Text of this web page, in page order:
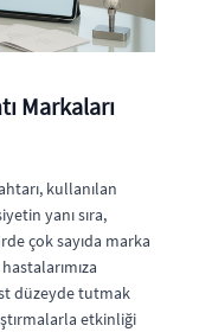
Markaları
kullanılan
yanı sıra,
çok sayıda marka
düzeyde tutmak
etkinliği